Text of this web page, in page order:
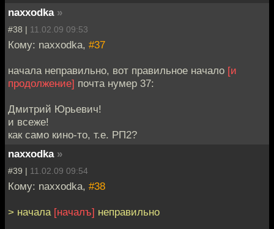
naxxodka »
#38 | 11.02.09 09:53
Кому: naxxodka, #37
начала неправильно, вот правильное начало [и
продолжение] почта нумер 37:
Дмитрий Юрьевич!
и всеже!
как само кино-то, т.е. РП2?
naxxodka »
#39 | 11.02.09 09:54
Кому: naxxodka, #38
> начала [началъ] неправильно